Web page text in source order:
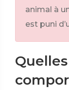
animal à
est puni